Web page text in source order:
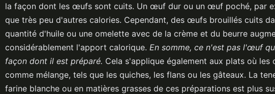
la façon dont les œufs sont cuits. Un œuf dur ou un œuf poché, par
que très peu d'autres calories. Cependant, des œufs brouillés cuits
quantité d'huile ou une omelette avec de la crème et du beurre
considérablement l'apport calorique. En somme, ce n'est pas l'œuf
façon dont il est préparé. Cela s'applique également aux plats où
comme mélange, tels que les quiches, les flans ou les gâteaux. La
farine blanche ou en matières grasses de ces préparations est plus